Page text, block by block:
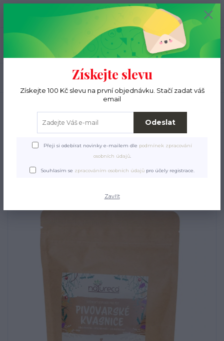
Menu
(Po-Pá, 9-15 hod.)
0 ks
0 Kč
Veterinární přípravky a doplňky stravy
Pivovarské kvasnice
NATURECA Pivovarské
kvasnice
Získejte slevu
Získejte 100 Kč slevu na první objednávku. Stačí zadat váš
email
Odeslat
Přeji si odebírat novinky e-mailem dle podmínek zpracování
osobních údajů.
Souhlasím se zpracováním osobních údajů pro účely registrace.
Zavřít